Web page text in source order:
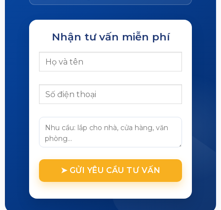
Nhận tư vấn miễn phí